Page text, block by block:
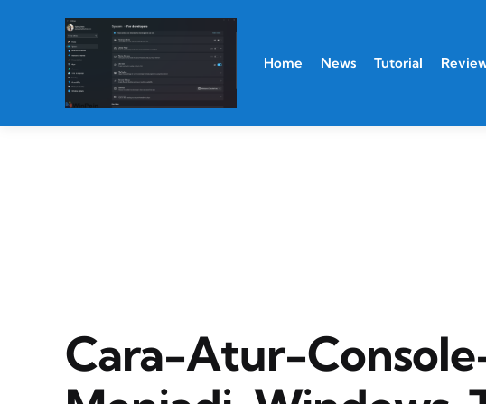
Home News Tutorial
Cara-Atur-